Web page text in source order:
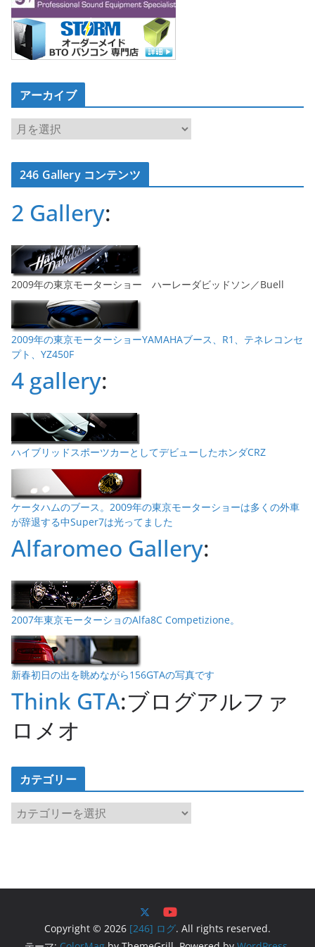
アーカイブ
ア
ー
カ
イ246 Gallery コンテンツ
2 Gallery:
2009年の東京モーターショー ハーレーダビッドソン／Buell
2009年の東京モーターショーYAMAHAブース、R1、テネレコンセ
プト、YZ450F
4 gallery:
ハイブリッドスポーツカーとしてデビューしたホンダCRZ
ケータハムのブース。2009年の東京モーターショーは多くの外車
が辞退する中Super7は光ってました
Alfaromeo Gallery:
2007年東京モーターショのAlfa8C Competizione。
新春初日の出を眺めながら156GTAの写真です
Think GTA:ブログアルファ
ロメオ
カテゴリー
カ
テ
Copyright © 2026 [246] ログ. All rights reserved.